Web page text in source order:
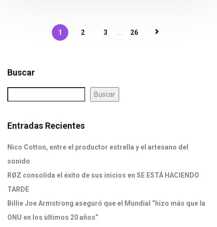
1 2 3 26
Buscar
Buscar
Entradas Recientes
Nico Cotton, entre el productor estrella y el artesano del
sonido
RØZ consolida el éxito de sus inicios en SE ESTÁ HACIENDO
TARDE
Billie Joe Armstrong aseguró que el Mundial “hizo más que la
ONU en los últimos 20 años”